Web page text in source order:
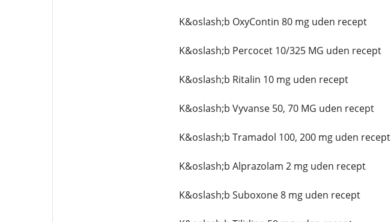
K&oslash;b OxyContin 80 mg uden recept
K&oslash;b Percocet 10/325 MG uden recept
K&oslash;b Ritalin 10 mg uden recept
K&oslash;b Vyvanse 50, 70 MG uden recept
K&oslash;b Tramadol 100, 200 mg uden recept
K&oslash;b Alprazolam 2 mg uden recept
K&oslash;b Suboxone 8 mg uden recept